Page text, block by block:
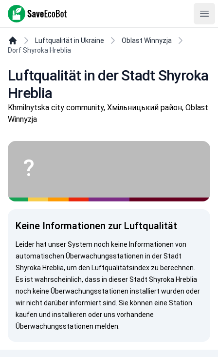
SaveEcoBot
Luftqualität in Ukraine
Oblast Winnyzja
Dorf Shyroka Hreblia
Luftqualität in der Stadt Shyroka
Hreblia
Khmilnytska city community, Хмільницький район, Oblast
Winnyzja
?
Keine Informationen zur Luftqualität
Leider hat unser System noch keine Informationen von
automatischen Überwachungsstationen in der Stadt
Shyroka Hreblia, um den Luftqualitätsindex zu berechnen.
Es ist wahrscheinlich, dass in dieser Stadt Shyroka Hreblia
noch keine Überwachungsstationen installiert wurden oder
wir nicht darüber informiert sind. Sie können eine Station
kaufen und installieren oder uns vorhandene
Überwachungsstationen melden.